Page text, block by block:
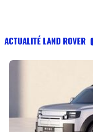
ACTUALITÉ LAND ROVER